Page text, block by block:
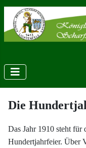
Die
Das Jahr 1910 steht für
Hundertjahrfeier. Über